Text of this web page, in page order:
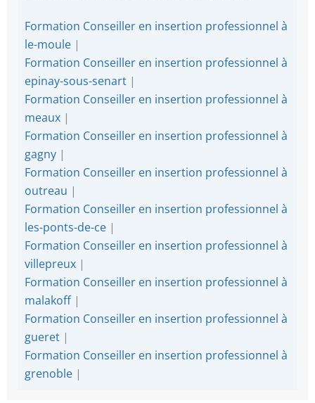
Formation Conseiller en insertion professionnel à
le-moule |
Formation Conseiller en insertion professionnel à
epinay-sous-senart |
Formation Conseiller en insertion professionnel à
meaux |
Formation Conseiller en insertion professionnel à
gagny |
Formation Conseiller en insertion professionnel à
outreau |
Formation Conseiller en insertion professionnel à
les-ponts-de-ce |
Formation Conseiller en insertion professionnel à
villepreux |
Formation Conseiller en insertion professionnel à
malakoff|
Formation Conseiller en insertion professionnel à
gueret |
Formation Conseiller en insertion professionnel à
grenoble |